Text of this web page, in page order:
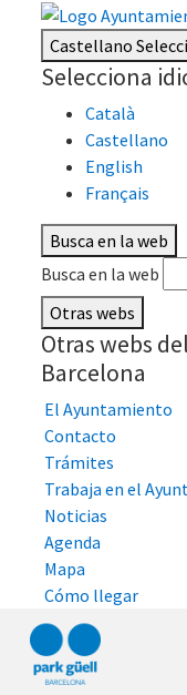
Castellano
Selecciona
Català
Castellano
English
Français
Busca en la web
Busca en la web
Otras webs
Otras webs
Barcelona
El Ayuntamiento
Contacto
Trámites
Trabaja en el
Noticias
Agenda
Mapa
Cómo llegar